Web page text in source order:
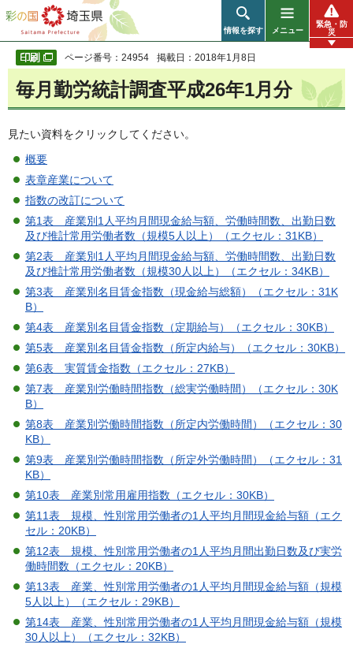
彩の国 埼玉県
情報を探す メニュー
緊急・防
災
ページ番号：24954 掲載日：2018年1月8日
毎月勤労統計調査平成26年1月分
見たい資料をクリックしてください。
概要
表章産業について
指数の改訂について
第1表 産業別1人平均月間現金給与額、労働時間数、出勤日数
及び推計常用労働者数（規模5人以上）（エクセル：31KB）
第2表 産業別1人平均月間現金給与額、労働時間数、出勤日数
及び推計常用労働者数（規模30人以上）（エクセル：34KB）
第3表 産業別名目賃金指数（現金給与総額）（エクセル：31K
B）
第4表 産業別名目賃金指数（定期給与）（エクセル：30KB）
第5表 産業別名目賃金指数（所定内給与）（エクセル：30KB）
第6表 実質賃金指数（エクセル：27KB）
第7表 産業別労働時間指数（総実労働時間）（エクセル：30K
B）
第8表 産業別労働時間指数（所定内労働時間）（エクセル：30
KB）
第9表 産業別労働時間指数（所定外労働時間）（エクセル：31
KB）
第10表 産業別常用雇用指数（エクセル：30KB）
第11表 規模、性別常用労働者の1人平均月間現金給与額（エク
セル：20KB）
第12表 規模、性別常用労働者の1人平均月間出勤日数及び実労
働時間数（エクセル：20KB）
第13表 産業、性別常用労働者の1人平均月間現金給与額（規模
5人以上）（エクセル：29KB）
第14表 産業、性別常用労働者の1人平均月間現金給与額（規模
30人以上）（エクセル：32KB）